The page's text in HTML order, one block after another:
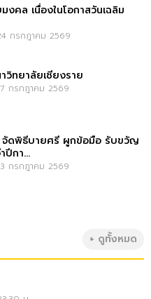
คล เนื่องในโอกาสวันเฉลิม
กรกฎาคม 2569
วิทยาลัยเชียงราย
กรกฎาคม 2569
จัดพิธีบายศรี ผูกข้อมือ รับขวัญ
ปีกา...
กรกฎาคม 2569
+ ดูทั้งหมด